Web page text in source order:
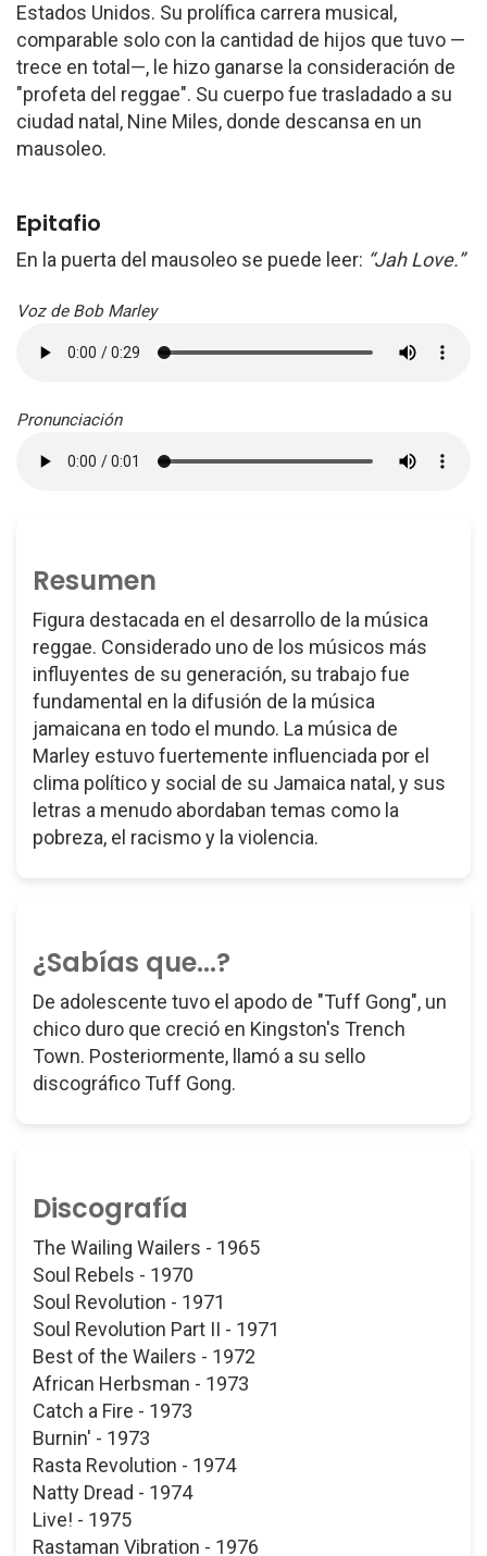
Estados Unidos. Su prolífica carrera musical,
comparable solo con la cantidad de hijos que tuvo —
trece en total—, le hizo ganarse la consideración de
"profeta del reggae". Su cuerpo fue trasladado a su
ciudad natal, Nine Miles, donde descansa en un
mausoleo.
Epitafio
En la puerta del mausoleo se puede leer: “Jah Love.”
Voz de Bob Marley
Pronunciación
Resumen
Figura destacada en el desarrollo de la música
reggae. Considerado uno de los músicos más
influyentes de su generación, su trabajo fue
fundamental en la difusión de la música
jamaicana en todo el mundo. La música de
Marley estuvo fuertemente influenciada por el
clima político y social de su Jamaica natal, y sus
letras a menudo abordaban temas como la
pobreza, el racismo y la violencia.
¿Sabías que...?
De adolescente tuvo el apodo de "Tuff Gong", un
chico duro que creció en Kingston's Trench
Town. Posteriormente, llamó a su sello
discográfico Tuff Gong.
Discografía
The Wailing Wailers - 1965
Soul Rebels - 1970
Soul Revolution - 1971
Soul Revolution Part II - 1971
Best of the Wailers - 1972
African Herbsman - 1973
Catch a Fire - 1973
Burnin' - 1973
Rasta Revolution - 1974
Natty Dread - 1974
Live! - 1975
Rastaman Vibration - 1976